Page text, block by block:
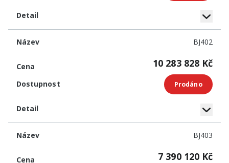
BJ402
10 283 828 Kč
Prodáno
BJ403
7 390 120 Kč